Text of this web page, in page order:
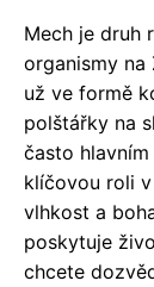
Mech je druh
organismy na
už ve formě
polštářky na
často
klíčovou roli
vlhkost a
poskytuje
chcete